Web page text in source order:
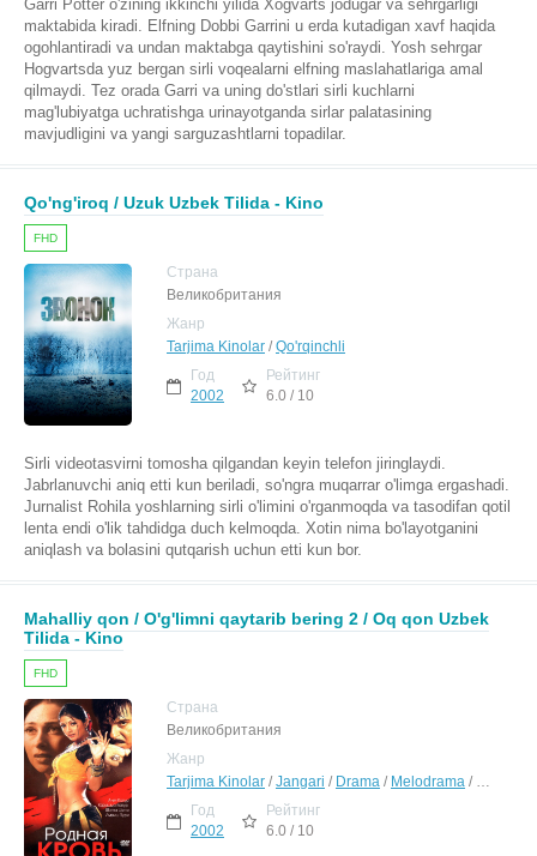
Garri Potter o'zining ikkinchi yilida Xogvarts jodugar va sehrgarligi
maktabida kiradi. Elfning Dobbi Garrini u erda kutadigan xavf haqida
ogohlantiradi va undan maktabga qaytishini so'raydi. Yosh sehrgar
Hogvartsda yuz bergan sirli voqealarni elfning maslahatlariga amal
qilmaydi. Tez orada Garri va uning do'stlari sirli kuchlarni
mag'lubiyatga uchratishga urinayotganda sirlar palatasining
mavjudligini va yangi sarguzashtlarni topadilar.
Qo'ng'iroq / Uzuk Uzbek Tilida - Kino
FHD
Страна
Великобритания
Жанр
Tarjima Kinolar /Qo'rqinchli
Год
2002
Рейтинг
6.0 / 10
Sirli videotasvirni tomosha qilgandan keyin telefon jiringlaydi.
Jabrlanuvchi aniq etti kun beriladi, so'ngra muqarrar o'limga ergashadi.
Jurnalist Rohila yoshlarning sirli o'limini o'rganmoqda va tasodifan qotil
lenta endi o'lik tahdidga duch kelmoqda. Xotin nima bo'layotganini
aniqlash va bolasini qutqarish uchun etti kun bor.
Mahalliy qon / O'g'limni qaytarib bering 2 / Oq qon Uzbek
Tilida - Kino
FHD
Страна
Великобритания
Жанр
Tarjima Kinolar /Jangari / Drama / Melodrama / Hind
Год
2002
Рейтинг
6.0 / 10